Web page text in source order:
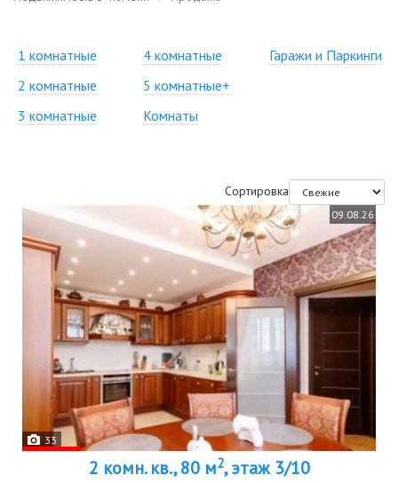
1 комнатные
2 комнатные
3 комнатные
4 комнатные
5 комнатные+
Комнаты
Гаражи и Паркинги
Сортировка
09.08.26
33
2 комн. кв., 80 м2, этаж 3/10